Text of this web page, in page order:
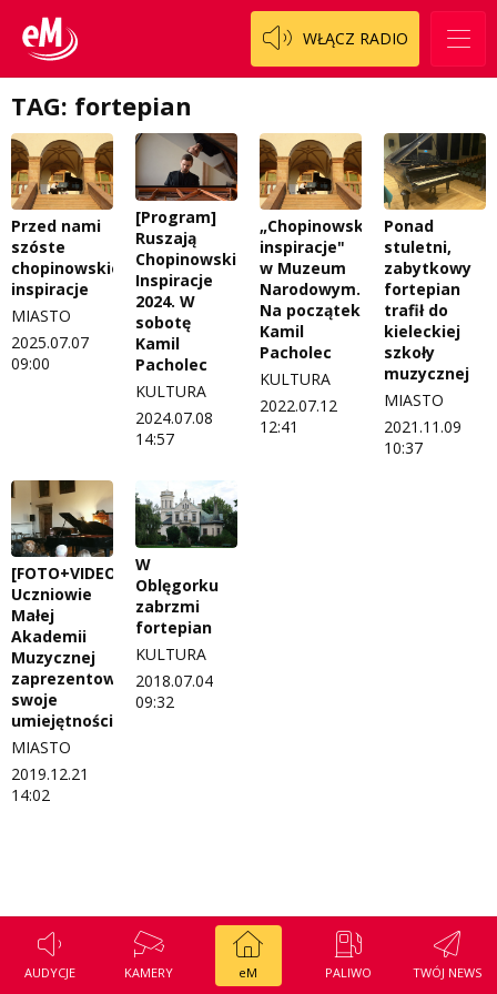
WŁĄCZ RADIO
Włoszczowski
Cały ten sport
Dzieciaki Cudaki
Fascynująca nauka
Historia na fali
Modna kultura
OdNowa
Pacjent, którego nie zapomnę
Pasjonaci
Piąta strona świata
Prawdę mówiąc
Słowo Dnia
Tak wierzę
Weekend z blondynką
W starych Kielcach
Wszystko w temacie
Koncert życzeń
Kontakt
O nas
Regulamin programu Patron
Zespół
Logo do pobrania
Regulamin konkursów
Regulamin przesyłania materiałów
Regulamin sklepu internetowego
Regulamin darowizn
Regulamin konkursu Zwierzak naszej klasy
Polityka prywatności
ZNAJDZIESZ NAS TAKŻE NA
AUDYCJE KAMERY eM PALIWO TWÓJ NEWS
TAG: fortepian
Przed nami
szóste
chopinowskie
inspiracje
MIASTO
2025.07.07
09:00
[Program]
Ruszają
Chopinowskie
Inspiracje
2024. W
sobotę
Kamil
Pacholec
KULTURA
2024.07.08
14:57
„Chopinowskie
inspiracje"
w Muzeum
Narodowym.
Na początek
Kamil
Pacholec
KULTURA
2022.07.12
12:41
Ponad
stuletni,
zabytkowy
fortepian
trafił do
kieleckiej
szkoły
muzycznej
MIASTO
2021.11.09
10:37
[FOTO+VIDEO]
Uczniowie
Małej
Akademii
Muzycznej
zaprezentowali
swoje
umiejętności
MIASTO
2019.12.21
14:02
W
Oblęgorku
zabrzmi
fortepian
KULTURA
2018.07.04
09:32